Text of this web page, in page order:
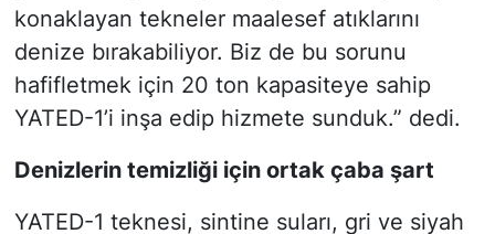
konaklayan tekneler maalesef atıklarını
denize bırakabiliyor. Biz de bu sorunu
hafifletmek için 20 ton kapasiteye sahip
YATED-1’i inşa edip hizmete sunduk.” dedi.
Denizlerin temizliği için ortak çaba şart
YATED-1 teknesi, sintine suları, gri ve siyah